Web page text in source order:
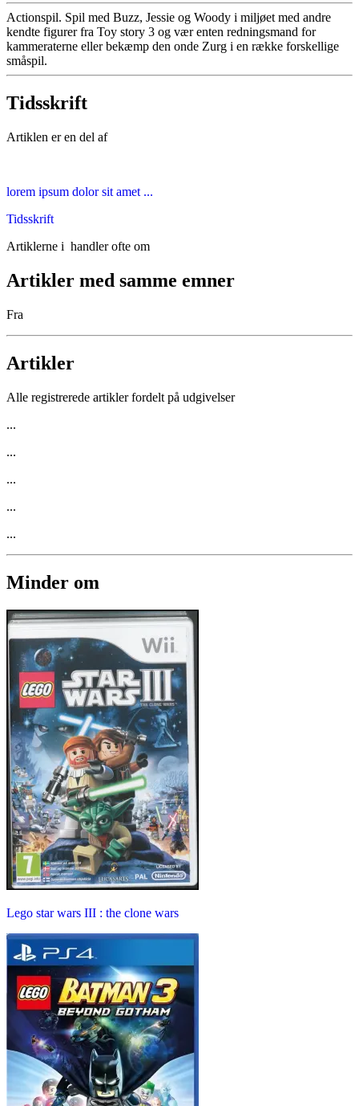
Actionspil. Spil med Buzz, Jessie og Woody i miljøet med andre
kendte figurer fra Toy story 3 og vær enten redningsmand for
kammeraterne eller bekæmp den onde Zurg i en række forskellige
småspil.
Tidsskrift
Artiklen er en del af
lorem ipsum dolor sit amet ...
Tidsskrift
Artiklerne i handler ofte om
Artikler med samme emner
Fra
Artikler
Alle registrerede artikler fordelt på udgivelser
...
...
...
...
...
Minder om
Lego star wars III : the clone wars